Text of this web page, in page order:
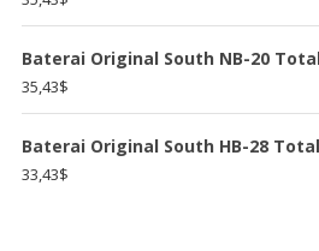
Baterai Original South NB-20
35,43$
Baterai Original South HB-28
33,43$